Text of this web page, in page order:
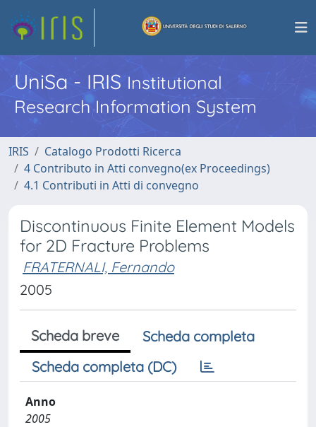
UniSa - IRISInstitutional
Research Information System
IRIS
Catalogo Prodotti Ricerca
4 Contributo in Atti convegno(ex Proceedings)
4.1 Contributi in Atti di convegno
Discontinuous Finite Element Models
for 2D Fracture Problems
FRATERNALI, Fernando
2005
Scheda breve
Scheda completa
Scheda completa (DC)
Anno
2005